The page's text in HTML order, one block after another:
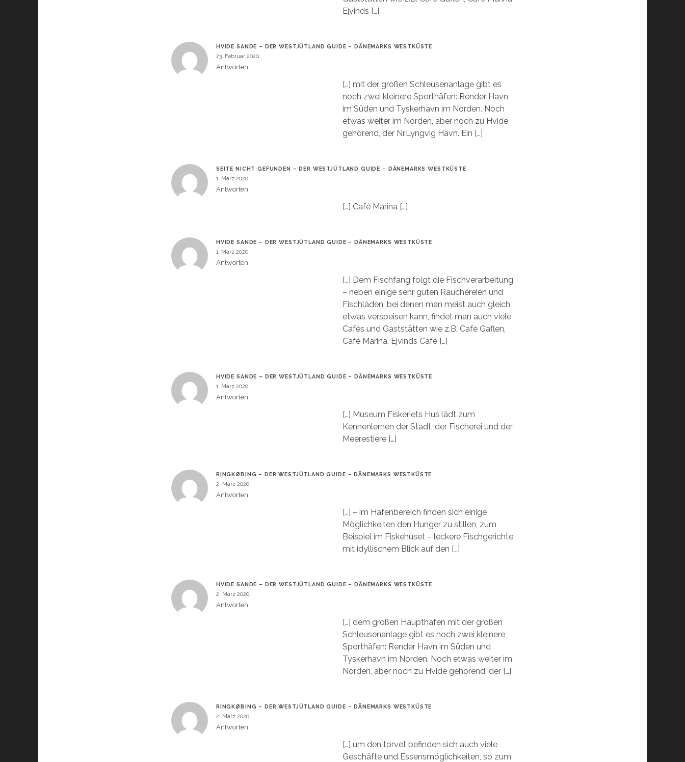
Ejvinds […]
HVIDE SANDE – DER WESTJÜTLAND GUIDE – DÄNEMARKS WESTKÜSTE
23. Februar 2020
Antworten
[…] mit der großen Schleusenanlage gibt es
noch zwei kleinere Sporthäfen: Render Havn
im Süden und Tyskerhavn im Norden. Noch
etwas weiter im Norden, aber noch zu Hvide
gehörend, der Nr.Lyngvig Havn. Ein […]
SEITE NICHT GEFUNDEN – DER WESTJÜTLAND GUIDE – DÄNEMARKS WESTKÜSTE
1. März 2020
Antworten
[…] Café Marina […]
HVIDE SANDE – DER WESTJÜTLAND GUIDE – DÄNEMARKS WESTKÜSTE
1. März 2020
Antworten
[…] Dem Fischfang folgt die Fischverarbeitung
– neben einige sehr guten Räuchereien und
Fischläden, bei denen man meist auch gleich
etwas verspeisen kann, findet man auch viele
Cafés und Gaststätten wie z.B. Café Gaflen,
Café Marina, Ejvinds Café […]
HVIDE SANDE – DER WESTJÜTLAND GUIDE – DÄNEMARKS WESTKÜSTE
1. März 2020
Antworten
[…] Museum Fiskeriets Hus lädt zum
Kennenlernen der Stadt, der Fischerei und der
Meerestiere […]
RINGKØBING – DER WESTJÜTLAND GUIDE – DÄNEMARKS WESTKÜSTE
2. März 2020
Antworten
[…] – im Hafenbereich finden sich einige
Möglichkeiten den Hunger zu stillen, zum
Beispiel im Fiskehuset – leckere Fischgerichte
mit idyllischem Blick auf den […]
HVIDE SANDE – DER WESTJÜTLAND GUIDE – DÄNEMARKS WESTKÜSTE
2. März 2020
Antworten
[…] dem großen Haupthafen mit der großen
Schleusenanlage gibt es noch zwei kleinere
Sporthäfen: Render Havn im Süden und
Tyskerhavn im Norden. Noch etwas weiter im
Norden, aber noch zu Hvide gehörend, der […]
RINGKØBING – DER WESTJÜTLAND GUIDE – DÄNEMARKS WESTKÜSTE
2. März 2020
Antworten
[…] um den torvet befinden sich auch viele
Geschäfte und Essensmöglichkeiten, so zum